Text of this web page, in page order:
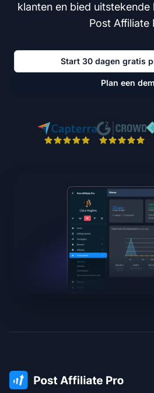
klanten en bied
Post Affiliate
Start 30 dagen gratis
Plan een